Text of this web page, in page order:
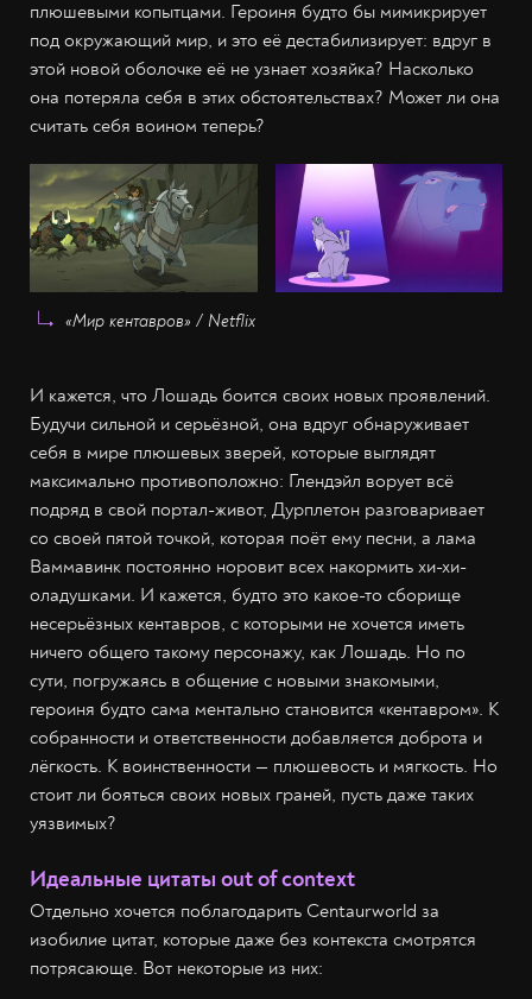
плюшевыми копытцами. Героиня будто бы мимикрирует
под окружающий мир, и это её дестабилизирует: вдруг в
этой новой оболочке её не узнает хозяйка? Насколько
она потеряла себя в этих обстоятельствах? Может ли она
считать себя воином теперь?
«Мир кентавров» / Netflix
И кажется, что Лошадь боится своих новых проявлений.
Будучи сильной и серьёзной, она вдруг обнаруживает
себя в мире плюшевых зверей, которые выглядят
максимально противоположно: Глендэйл ворует всё
подряд в свой портал-живот, Дурплетон разговаривает
со своей пятой точкой, которая поёт ему песни, а лама
Ваммавинк постоянно норовит всех накормить хи-хи-
оладушками. И кажется, будто это какое-то сборище
несерьёзных кентавров, с которыми не хочется иметь
ничего общего такому персонажу, как Лошадь. Но по
сути, погружаясь в общение с новыми знакомыми,
героиня будто сама ментально становится «кентавром». К
собранности и ответственности добавляется доброта и
лёгкость. К воинственности — плюшевость и мягкость. Но
стоит ли бояться своих новых граней, пусть даже таких
уязвимых?
Идеальные цитаты out of context
Отдельно хочется поблагодарить Centaurworld за
изобилие цитат, которые даже без контекста смотрятся
потрясающе. Вот некоторые из них: